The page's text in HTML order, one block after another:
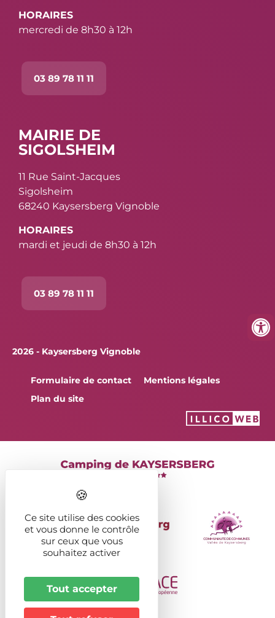
HORAIRES
mercredi de 8h30 à 12h
03 89 78 11 11
MAIRIE DE
SIGOLSHEIM
11 Rue Saint-Jacques
Sigolsheim
68240 Kaysersberg Vignoble
HORAIRES
mardi et jeudi de 8h30 à 12h
03 89 78 11 11
2026 - Kaysersberg Vignoble
Formulaire de contact
Mentions légales
Plan du site
Ce site utilise des cookies
et vous donne le contrôle
sur ceux que vous
souhaitez activer
Tout accepter